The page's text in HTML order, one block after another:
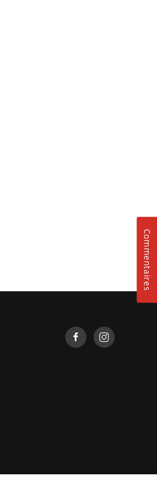
Commentaires